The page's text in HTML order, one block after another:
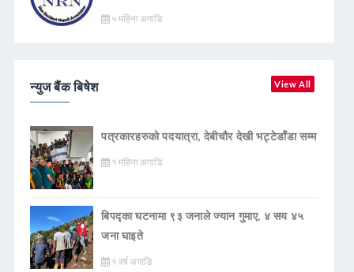
५ महिना अगाडि
न्युज बैंक बिषेश View All
पत्रकारहरुको पदयात्रा, देबीचौर देखी भट्टेडाँडा सम्म
१ महिना अगाडि
बिपद्का घटनामा ९३ जनाले ज्यान गुमाए, ४ सय ४५
जना घाइते
१ वर्ष अगाडि